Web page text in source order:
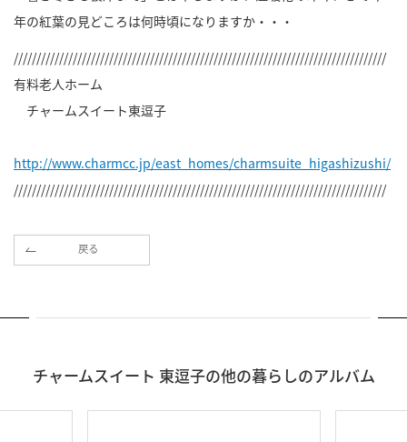
年の紅葉の見どころは何時頃になりますか・・・
//////////////////////////////////////////////////////////////////////////////////
有料老人ホーム
チャームスイート東逗子
http://www.charmcc.jp/east_homes/charmsuite_higashizushi/
//////////////////////////////////////////////////////////////////////////////////
戻る
チャームスイート 東逗子の他の暮らしのアルバム